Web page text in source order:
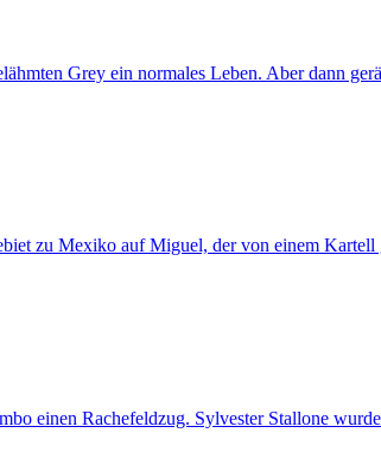
Grey ein normales Leben. Aber dann
zu Mexiko auf Miguel, der von einem
einen Rachefeldzug. Sylvester Stallone